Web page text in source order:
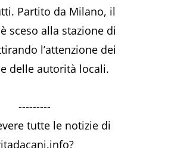
Partito da Milano, il
sceso alla stazione di
l’attenzione dei
delle autorità locali.
---------
tutte le notizie di